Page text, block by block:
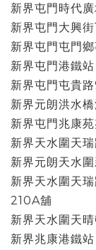
新界屯門時代
新界屯門大興
新界屯門屯門
新界屯門港鐵
新界屯門屯貴
新界元朗洪水
新界屯門兆康
新界天水圍天
新界元朗天水
新界天水圍天
210A舖
新界天水圍天
新界兆康港鐵